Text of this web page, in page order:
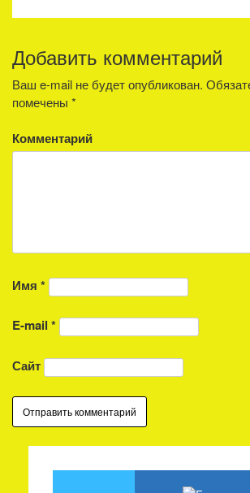
Добавить комментарий
Ваш e-mail не будет опубликован.
помечены *
Комментарий
Имя *
E-mail *
Сайт